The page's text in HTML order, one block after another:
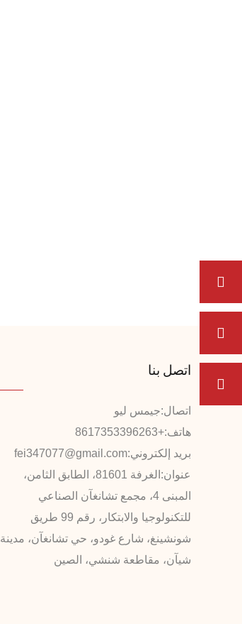
اتصل بنا
اتصال:جيمس ليو
هاتف:+8617353396263
بريد إلكتروني:fei347077@gmail.com
عنوان:
الغرفة 81601، الطابق الثامن،
المبنى 4، مجمع تشانغآن الصناعي
للتكنولوجيا والابتكار، رقم 99 طريق
شونشينغ، شارع غودو، حي تشانغآن، مدينة
شيآن، مقاطعة شنشي، الصين